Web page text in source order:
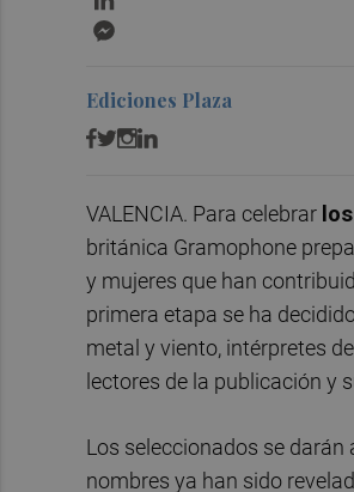
Ediciones Plaza
VALENCIA. Para celebrar
británica Gramophone
y mujeres que han
primera etapa se ha
metal y viento, intérpretes
lectores de la publicación y
Los seleccionados se
nombres ya han sido